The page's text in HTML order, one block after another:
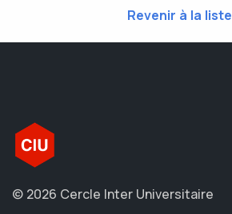
Revenir à la liste
© 2026 Cercle Inter Universitaire